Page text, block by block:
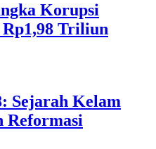
Korupsi
Triliun
Sejarah Kelam
Reformasi